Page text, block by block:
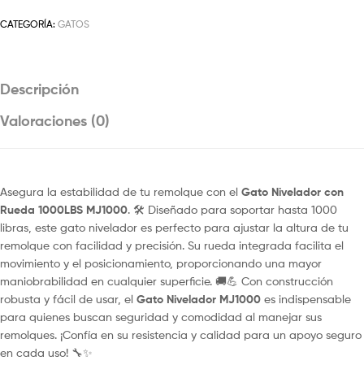
CATEGORÍA: GATOS
Descripción
Valoraciones (0)
Asegura la estabilidad de tu remolque con el Gato Nivelador con
Rueda 1000LBS MJ1000. 🛠️ Diseñado para soportar hasta 1000
libras, este gato nivelador es perfecto para ajustar la altura de tu
remolque con facilidad y precisión. Su rueda integrada facilita el
movimiento y el posicionamiento, proporcionando una mayor
maniobrabilidad en cualquier superficie. 🚚💪 Con construcción
robusta y fácil de usar, el Gato Nivelador MJ1000 es indispensable
para quienes buscan seguridad y comodidad al manejar sus
remolques. ¡Confía en su resistencia y calidad para un apoyo seguro
en cada uso! 🔧✨